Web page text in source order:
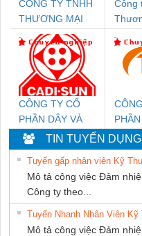
CÔNG TY TNHH
THƯƠNG MẠI
DỊCH VỤ KỸ
THUẬT ĐIỆN CƠ
GIA HƯNG PHÁT
Công
CÔNG TY CỔ
PHẦN DÂY VÀ
CÁP ĐIỆN
THƯỢNG ĐÌNH
TIẾN
TIN TUYỂN DỤNG
Tuyển gấp nhân viên Kỹ
Mô tả công việc Đảm
Công ty theo...
Tuyển Nhanh Nhân Viên Kỹ
Mô tả công việc Đảm